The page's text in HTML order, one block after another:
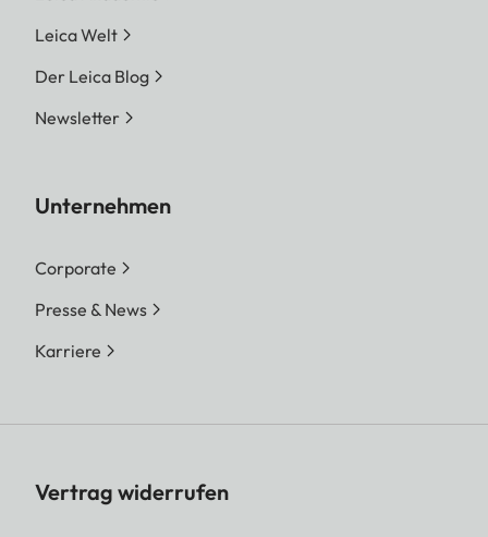
Leica Welt
Der Leica Blog
Newsletter
Unternehmen
Corporate
Presse & News
Karriere
Vertrag widerrufen